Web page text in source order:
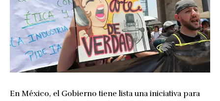
En México, el Gobierno tiene lista una iniciativa para